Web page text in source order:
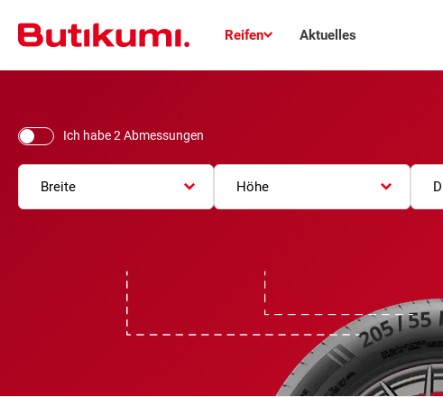
Reifen Aktuelles
Ich habe 2 Abmessungen
Breite Höhe